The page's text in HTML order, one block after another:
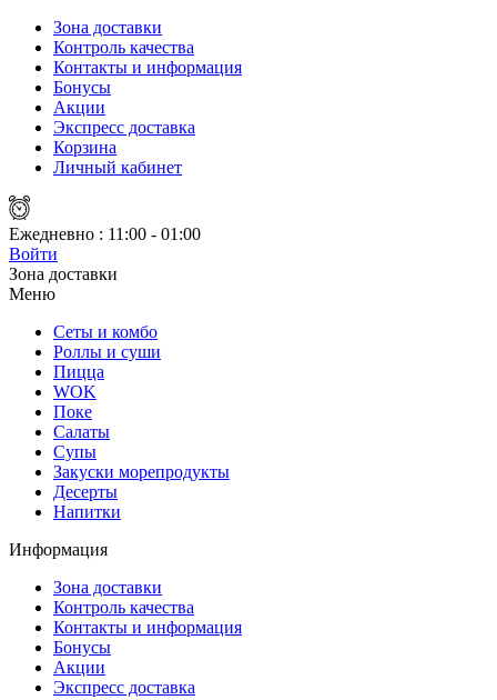
Зона доставки
Контроль качества
Контакты и информация
Бонусы
Акции
Экспресс доставка
Корзина
Личный кабинет
Ежедневно : 11:00 - 01:00
Войти
Зона доставки
Меню
Сеты и комбо
Роллы и суши
Пицца
WOK
Поке
Салаты
Супы
Закуски морепродукты
Десерты
Напитки
Информация
Зона доставки
Контроль качества
Контакты и информация
Бонусы
Акции
Экспресс доставка